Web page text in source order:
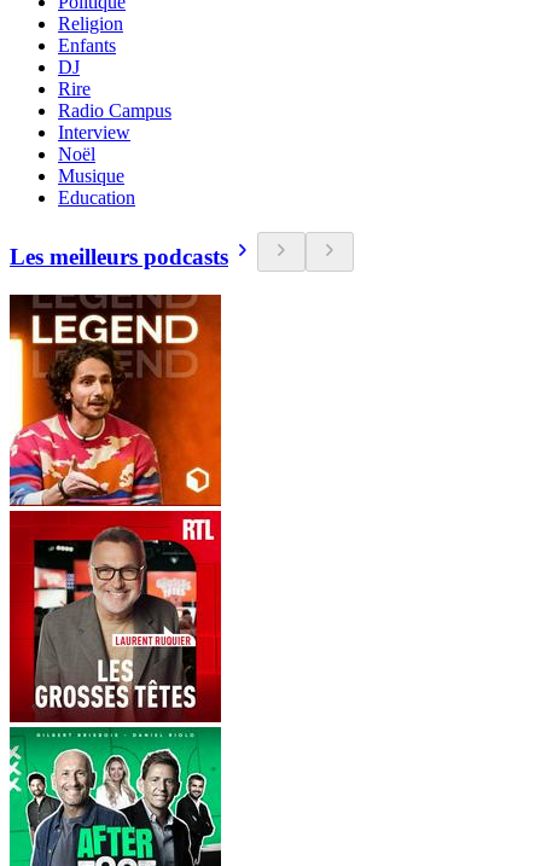
Religion
Enfants
DJ
Rire
Radio Campus
Interview
Noël
Musique
Education
Les meilleurs podcasts